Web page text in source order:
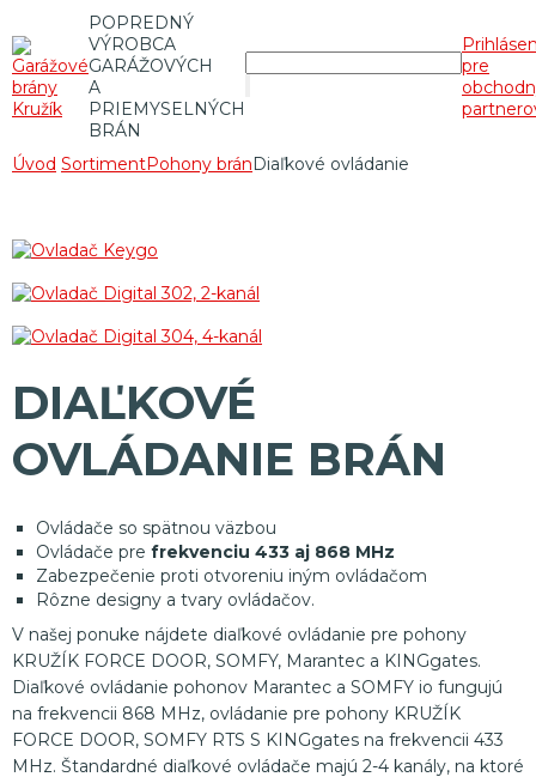
POPREDNÝ
VÝROBCA
GARÁŽOVÝCH
A
PRIEMYSELNÝCH
BRÁN
pre
Úvod SortimentPohony bránDiaľkové ovládanie
DIAĽKOVÉ
OVLÁDANIE BRÁN
Ovládače so spätnou väzbou
Ovládače pre frekvenciu 433 aj 868 MHz
Zabezpečenie proti otvoreniu iným ovládačom
Rôzne designy a tvary ovládačov.
V našej ponuke nájdete diaľkové ovládanie pre pohony
KRUŽÍK FORCE DOOR, SOMFY, Marantec a KINGgates.
Diaľkové ovládanie pohonov Marantec a SOMFY io fungujú
na frekvencii 868 MHz, ovládanie pre pohony KRUŽÍK
FORCE DOOR, SOMFY RTS S KINGgates na frekvencii 433
MHz. Štandardné diaľkové ovládače majú 2-4 kanály, na ktoré